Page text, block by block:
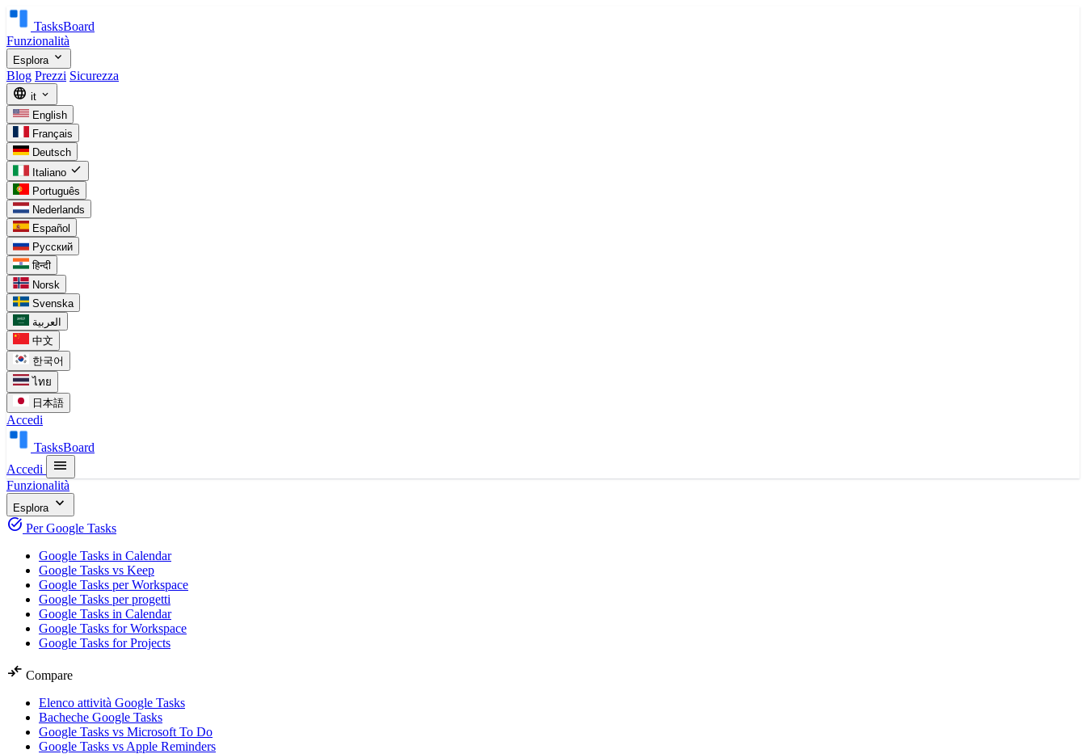
TasksBoard
Funzionalità
Esplora expand_more
Blog Prezzi Sicurezza
language it expand_more
English
Français
Deutsch
Italiano check
Português
Nederlands
Español
Русский
हिन्दी
Norsk
Svenska
العربية
中文
한국어
ไทย
日本語
Accedi
TasksBoard
Accedi
menu
Funzionalità
Esplora expand_more
task_alt Per Google Tasks
Google Tasks in Calendar
Google Tasks vs Keep
Google Tasks per Workspace
Google Tasks per progetti
Google Tasks in Calendar
Google Tasks for Workspace
Google Tasks for Projects
compare_arrows Compare
Elenco attività Google Tasks
Bacheche Google Tasks
Google Tasks vs Microsoft To Do
Google Tasks vs Apple Reminders